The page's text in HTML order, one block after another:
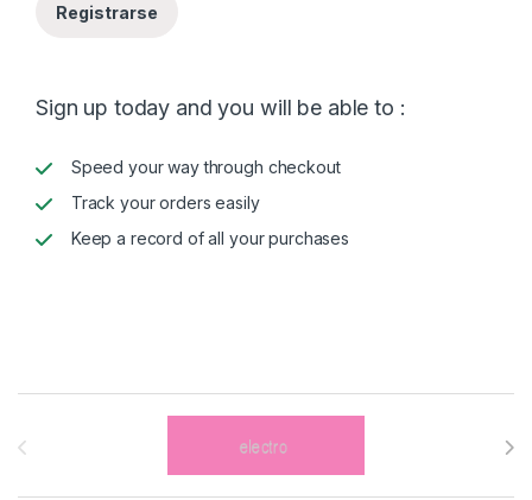
Registrarse
Sign up today and you will be able to :
Speed your way through checkout
Track your orders easily
Keep a record of all your purchases
Brands Carousel